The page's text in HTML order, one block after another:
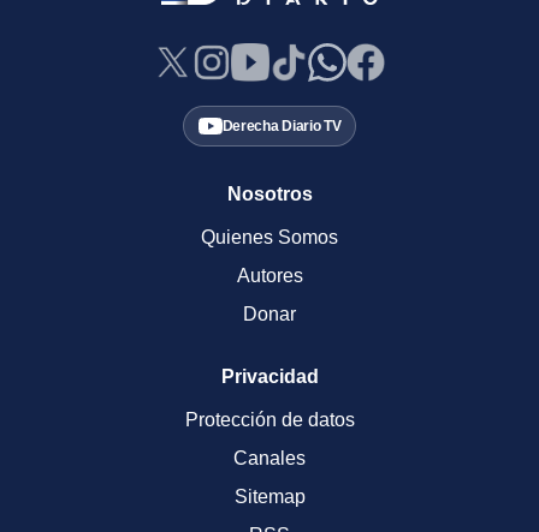
Derecha Diario TV
Nosotros
Quienes Somos
Autores
Donar
Privacidad
Protección de datos
Canales
Sitemap